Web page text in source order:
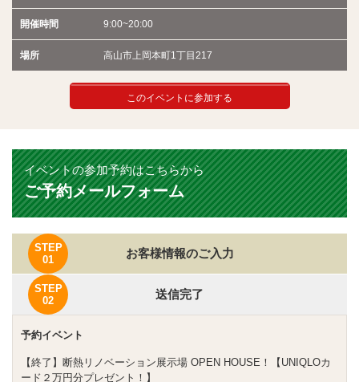
開催時間 9:00~20:00
場所 高山市上岡本町1丁目217
このイベントに参加する
イベントの参加予約はこちらから
ご予約メールフォーム
STEP
01
お客様情報のご入力
STEP
02
送信完了
予約イベント
【終了】断熱リノベーション展示場 OPEN HOUSE！【UNIQLOカ
ード２万円分プレゼント！】